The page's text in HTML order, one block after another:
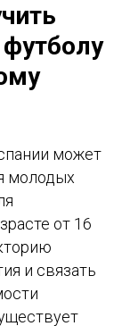
может
молодых
от 16
и связать